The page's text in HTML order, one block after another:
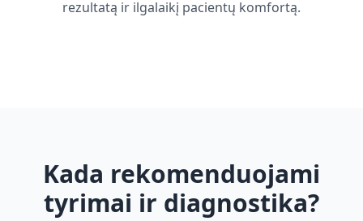
rezultatą ir ilgalaikį pacientų komfortą.
Kada rekomenduojami
tyrimai ir diagnostika?